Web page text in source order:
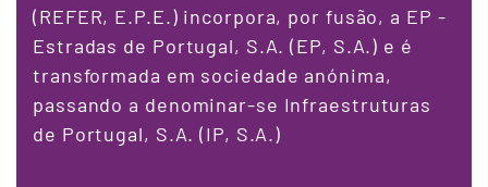
(REFER, E.P.E.) incorpora, por fusão, a EP -
Estradas de Portugal, S.A. (EP, S.A.) e é
transformada em sociedade anónima,
passando a denominar-se Infraestruturas
de Portugal, S.A. (IP, S.A.)